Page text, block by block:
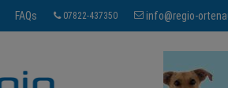
FAQs 07822-437350 info@regio-